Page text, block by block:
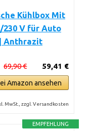
Kühlbox Mit
230 V für Auto
Anthrazit
59,41 €
69,90 €
Amazon ansehen
MwSt., zzgl. Versandkosten
EMPFEHLUNG